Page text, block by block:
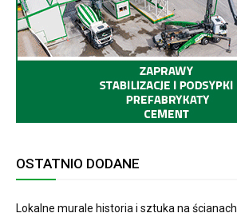
OSTATNIO DODANE
Lokalne murale historia i sztuka na ścianach